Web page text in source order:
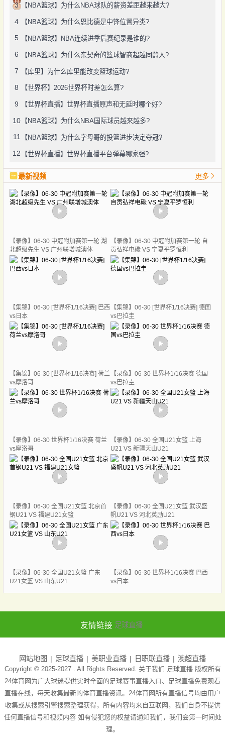
3 【NBA篮球】为什么NBA球队的薪资差距越来越大?
4 【NBA篮球】为什么恩比德是中锋位置异类?
5 【NBA篮球】NBA连续进季后赛纪录是谁的?
6 【NBA篮球】为什么东契奇的篮球智商超越同龄人?
7 【库里】为什么库里能改变篮球运动?
8 【世界杯】2026世界杯时差怎么算?
9 【世界杯直播】世界杯直播原声和无延时哪个好?
10 【NBA篮球】为什么NBA国际球员越来越多?
11 【NBA篮球】为什么字母哥的投篮进步决定夺冠?
12 【世界杯直播】世界杯直播平台弹幕哪家强?
最新视频 更多
【录像】06-30 中冠附加赛第一轮 湖
北超级先生 VS 广州联增城澳体
【录像】06-30 中冠附加赛第一轮 自
贡弘祥电碳 VS 宁夏平罗恒利
【集锦】06-30 [世界杯1/16决赛] 巴西
vs日本
【集锦】06-30 [世界杯1/16决赛] 德国
vs巴拉圭
【集锦】06-30 [世界杯1/16决赛] 荷兰
vs摩洛哥
【录像】06-30 世界杯1/16决赛 德国
vs巴拉圭
【录像】06-30 世界杯1/16决赛 荷兰
vs摩洛哥
【录像】06-30 全国U21女篮 上海
U21 VS 新疆天山U21
【录像】06-30 全国U21女篮 北京首
钢U21 VS 福建U21女篮
【录像】06-30 全国U21女篮 武汉盛
帆U21 VS 河北英励U21
【录像】06-30 全国U21女篮 广东
U21女篮 VS 山东U21
【录像】06-30 世界杯1/16决赛 巴西
vs日本
友情链接 足球直播
网站地图 足球直播 美职业直播 日职联直播 澳超直播
Copyright © 2025-2027 . All Rights Reserved. 关于我们 足球直播版权所有
24体育网为广大球迷提供实时全面的足球赛事直播入口、足球直播免费观看
直播在线，每天收集最新的体育直播资讯。24体育网所有直播信号均由用户
收集或从搜索引擎搜索整理获得，所有内容均来自互联网，我们自身不提供
任何直播信号和视频内容 如有侵犯您的权益请通知我们，我们会第一时间处
理。